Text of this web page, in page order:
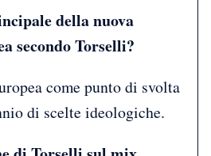
della nuova
secondo Torselli?
come punto di svolta
di scelte ideologiche.